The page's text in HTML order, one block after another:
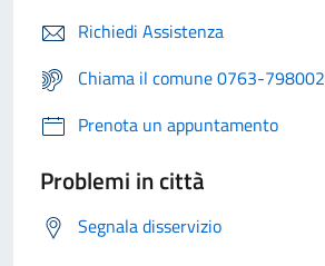
Richiedi Assistenza
Chiama il comune 0763-798002
Prenota un appuntamento
Problemi in città
Segnala disservizio